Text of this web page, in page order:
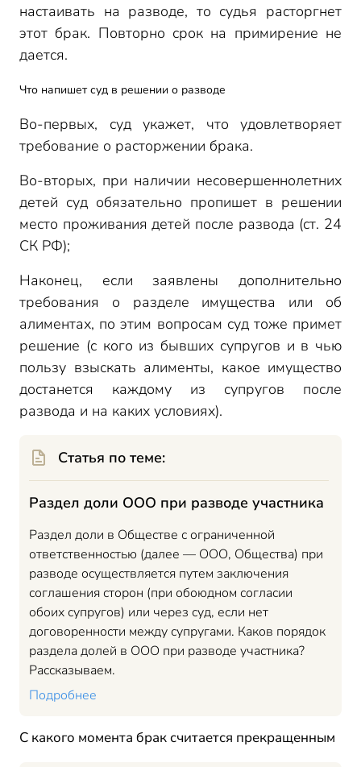
настаивать на разводе, то судья расторгнет
этот брак. Повторно срок на примирение не
дается.
Что напишет суд в решении о разводе
Во-первых, суд укажет, что удовлетворяет
требование о расторжении брака.
Во-вторых, при наличии несовершеннолетних
детей суд обязательно пропишет в решении
место проживания детей после развода (ст. 24
СК РФ);
Наконец, если заявлены дополнительно
требования о разделе имущества или об
алиментах, по этим вопросам суд тоже примет
решение (с кого из бывших супругов и в чью
пользу взыскать алименты, какое имущество
достанется каждому из супругов после
развода и на каких условиях).
Статья по теме:
Раздел доли ООО при разводе участника
Раздел доли в Обществе с ограниченной
ответственностью (далее — ООО, Общества) при
разводе осуществляется путем заключения
соглашения сторон (при обоюдном согласии
обоих супругов) или через суд, если нет
договоренности между супругами. Каков порядок
раздела долей в ООО при разводе участника?
Рассказываем.
Подробнее
С какого момента брак считается прекращенным